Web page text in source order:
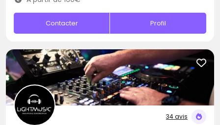
Contacter Profil
34 avis